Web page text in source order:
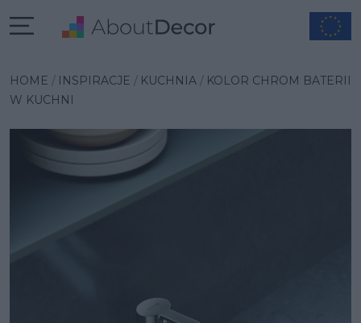
HOME INSPIRACJE KUCHNIA
KOLOR CHROM BATERII
W KUCHNI